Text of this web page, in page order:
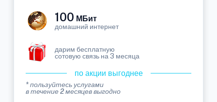
100 МБит
домашний интернет
дарим бесплатную
сотовую связь на 3 месяца
по акции выгоднее
* пользуйтесь услугами
в течение 2 месяцев выгодно